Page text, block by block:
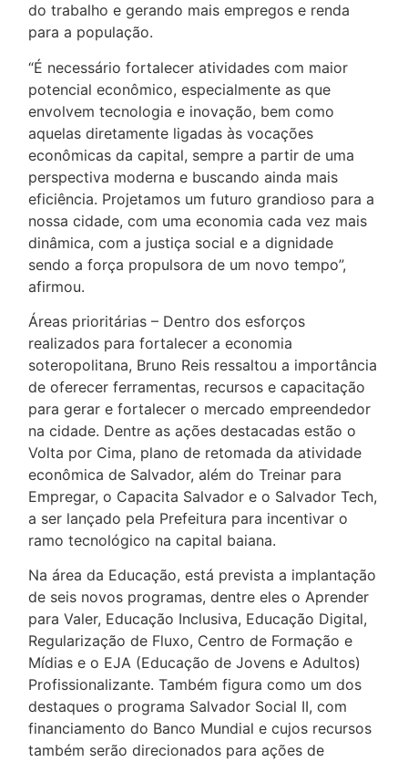
do trabalho e gerando mais empregos e renda
para a população.
“É necessário fortalecer atividades com maior
potencial econômico, especialmente as que
envolvem tecnologia e inovação, bem como
aquelas diretamente ligadas às vocações
econômicas da capital, sempre a partir de uma
perspectiva moderna e buscando ainda mais
eficiência. Projetamos um futuro grandioso para a
nossa cidade, com uma economia cada vez mais
dinâmica, com a justiça social e a dignidade
sendo a força propulsora de um novo tempo”,
afirmou.
Áreas prioritárias – Dentro dos esforços
realizados para fortalecer a economia
soteropolitana, Bruno Reis ressaltou a importância
de oferecer ferramentas, recursos e capacitação
para gerar e fortalecer o mercado empreendedor
na cidade. Dentre as ações destacadas estão o
Volta por Cima, plano de retomada da atividade
econômica de Salvador, além do Treinar para
Empregar, o Capacita Salvador e o Salvador Tech,
a ser lançado pela Prefeitura para incentivar o
ramo tecnológico na capital baiana.
Na área da Educação, está prevista a implantação
de seis novos programas, dentre eles o Aprender
para Valer, Educação Inclusiva, Educação Digital,
Regularização de Fluxo, Centro de Formação e
Mídias e o EJA (Educação de Jovens e Adultos)
Profissionalizante. Também figura como um dos
destaques o programa Salvador Social II, com
financiamento do Banco Mundial e cujos recursos
também serão direcionados para ações de